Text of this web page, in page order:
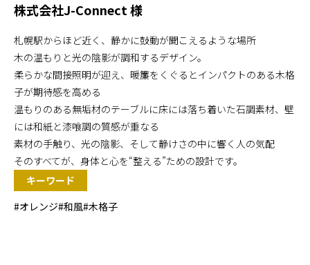
株式会社J-Connect 様
札幌駅からほど近く、静かに鼓動が聞こえるような場所
木の温もりと光の陰影が調和するデザイン。
柔らかな間接照明が迎え、暖簾をくぐるとインパクトのある木格
子が期待感を高める
温もりのある無垢材のテーブルに床には落ち着いた石調素材、壁
には和紙と漆喰調の質感が重なる
素材の手触り、光の陰影、そして静けさの中に響く人の気配
そのすべてが、身体と心を“整える”ための設計です。
キーワード
#オレンジ#和風#木格子